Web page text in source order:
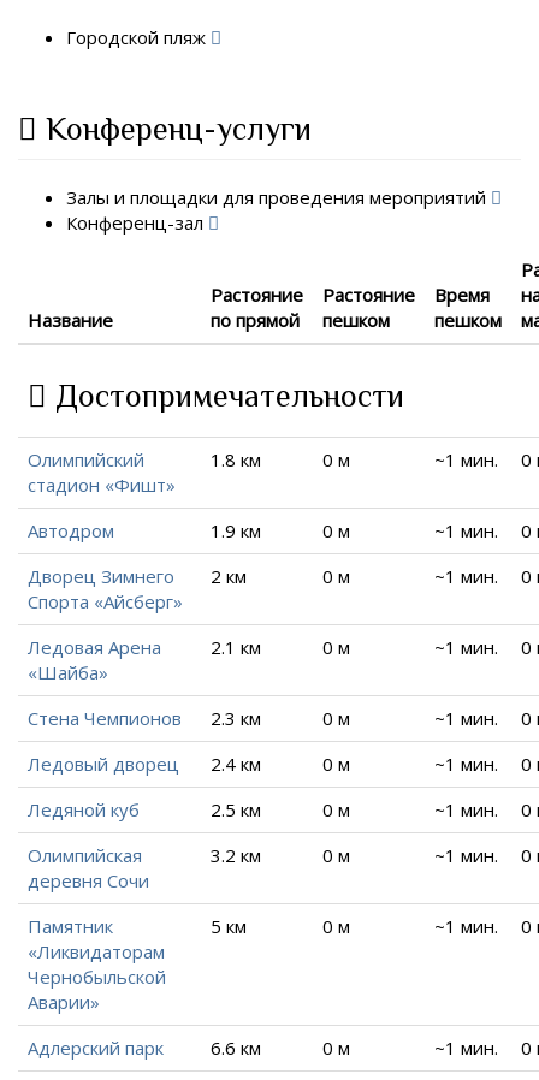
Городской пляж
Конференц-услуги
Залы и площадки для проведения мероприятий
Конференц-зал
Название
Растояние
по прямой
Растояние
пешком
Время
пешком
Достопримечательности
Олимпийский
стадион «Фишт»
1.8 км 0 м ~1 мин. 0
Автодром 1.9 км 0 м ~1 мин.
0
Дворец Зимнего
Спорта «Айсберг»
2 км 0 м ~1 мин. 0
Ледовая Арена
«Шайба»
2.1 км 0 м ~1 мин. 0
Стена Чемпионов 2.3 км 0 м ~1 мин.
0
Ледовый дворец
2.4 км 0 м ~1 мин.
0
Ледяной куб
2.5 км 0 м ~1 мин.
0
Олимпийская
деревня Сочи
3.2 км 0 м ~1 мин. 0
Памятник
«Ликвидаторам
Чернобыльской
Аварии»
5 км 0 м ~1 мин. 0
Адлерский парк 6.6 км 0 м ~1 мин.
0